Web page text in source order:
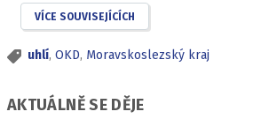
VÍCE SOUVISEJÍCÍCH
uhlí, OKD, Moravskoslezský kraj
AKTUÁLNĚ SE DĚJE